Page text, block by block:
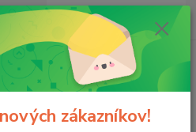
Hľadať
ks
za 0,00 EUR
zákazníkov!